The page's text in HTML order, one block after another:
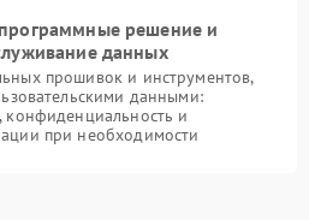
решение и
данных
прошивок и инструментов,
данными:
конфиденциальность и
при необходимости